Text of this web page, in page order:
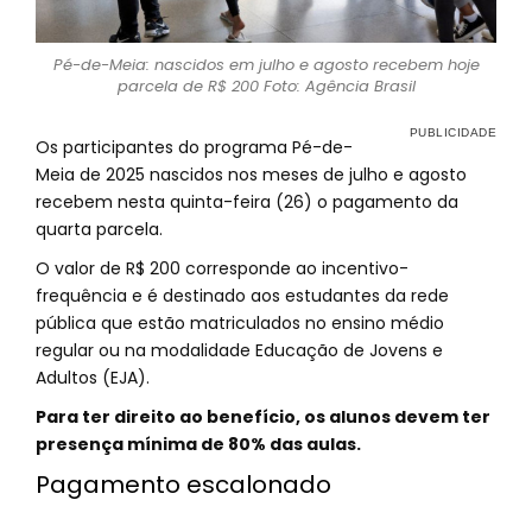
Pé-de-Meia: nascidos em julho e agosto recebem hoje
parcela de R$ 200 Foto: Agência Brasil
Os participantes do programa Pé-de-
Meia de 2025 nascidos nos meses de julho e agosto
recebem nesta quinta-feira (26) o pagamento da
quarta parcela.
O valor de R$ 200 corresponde ao incentivo-
frequência e é destinado aos estudantes da rede
pública que estão matriculados no ensino médio
regular ou na modalidade Educação de Jovens e
Adultos (EJA).
Para ter direito ao benefício, os alunos devem ter
presença mínima de 80% das aulas.
Pagamento escalonado